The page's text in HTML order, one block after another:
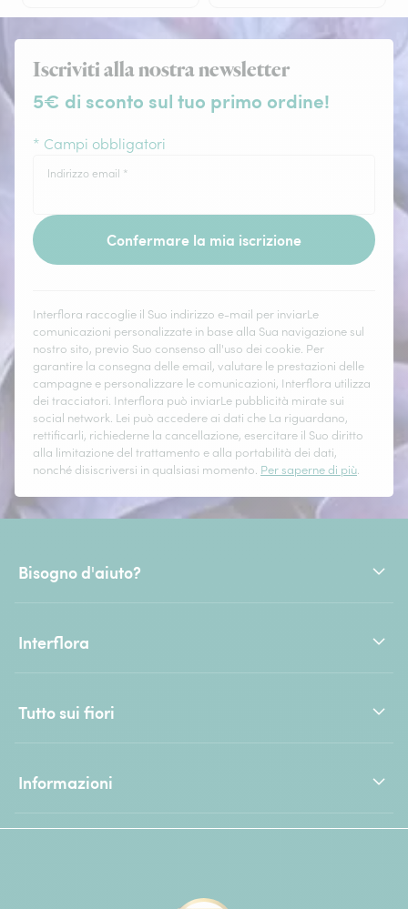
Iscriviti alla nostra newsletter
5€ di sconto sul tuo primo ordine!
* Campi obbligatori
Indirizzo email *
Confermare la mia iscrizione
Interflora raccoglie il Suo indirizzo e-mail per inviarLe
comunicazioni personalizzate in base alla Sua navigazione sul
nostro sito, previo Suo consenso all'uso dei cookie. Per
garantire la consegna delle email, valutare le prestazioni delle
campagne e personalizzare le comunicazioni, Interflora utilizza
dei tracciatori. Interflora può inviarLe pubblicità mirate sui
social network. Lei può accedere ai dati che La riguardano,
rettificarli, richiederne la cancellazione, esercitare il Suo diritto
alla limitazione del trattamento e alla portabilità dei dati,
nonché disiscriversi in qualsiasi momento. Per saperne di più.
Bisogno d'aiuto?
Interflora
Tutto sui fiori
Informazioni